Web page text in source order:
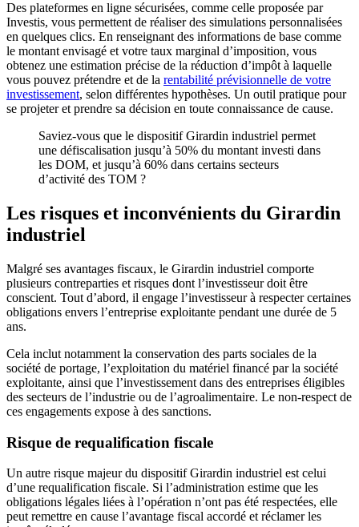
Des plateformes en ligne sécurisées, comme celle proposée par
Investis, vous permettent de réaliser des simulations personnalisées
en quelques clics. En renseignant des informations de base comme
le montant envisagé et votre taux marginal d’imposition, vous
obtenez une estimation précise de la réduction d’impôt à laquelle
vous pouvez prétendre et de la rentabilité prévisionnelle de votre
investissement, selon différentes hypothèses. Un outil pratique pour
se projeter et prendre sa décision en toute connaissance de cause.
Saviez-vous que le dispositif Girardin industriel permet
une défiscalisation jusqu’à 50% du montant investi dans
les DOM, et jusqu’à 60% dans certains secteurs
d’activité des TOM ?
Les risques et inconvénients du Girardin
industriel
Malgré ses avantages fiscaux, le Girardin industriel comporte
plusieurs contreparties et risques dont l’investisseur doit être
conscient. Tout d’abord, il engage l’investisseur à respecter certaines
obligations envers l’entreprise exploitante pendant une durée de 5
ans.
Cela inclut notamment la conservation des parts sociales de la
société de portage, l’exploitation du matériel financé par la société
exploitante, ainsi que l’investissement dans des entreprises éligibles
des secteurs de l’industrie ou de l’agroalimentaire. Le non-respect de
ces engagements expose à des sanctions.
Risque de requalification fiscale
Un autre risque majeur du dispositif Girardin industriel est celui
d’une requalification fiscale. Si l’administration estime que les
obligations légales liées à l’opération n’ont pas été respectées, elle
peut remettre en cause l’avantage fiscal accordé et réclamer les